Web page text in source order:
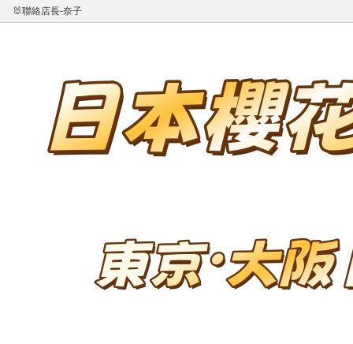
🐰聯絡店長-奈子